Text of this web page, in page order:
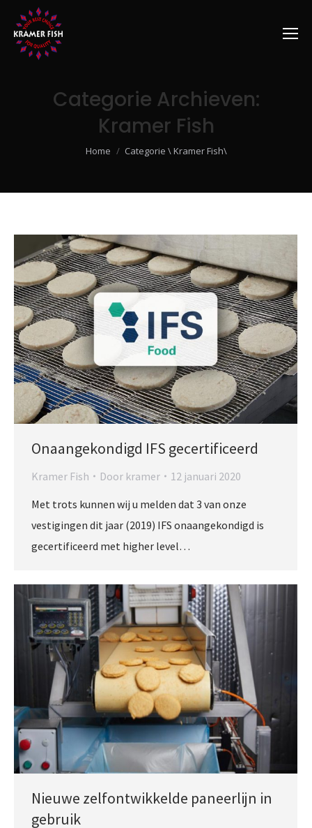
Categorie Archieven:
Kramer Fish
Je bent hier:
Home Categorie \ Kramer Fish\
Onaangekondigd IFS gecertificeerd
Kramer Fish Door kramer
12 januari 2020
Met trots kunnen wij u melden dat 3 van onze
vestigingen dit jaar (2019) IFS onaangekondigd is
gecertificeerd met higher level…
Nieuwe zelfontwikkelde paneerlijn in
gebruik